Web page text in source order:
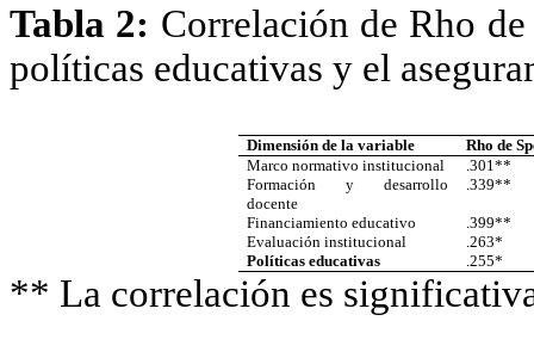
Tabla 2: Correlación de Rho
políticas educativas y el
Dimensión de la variable
Rho de
Marco normativo institucional
.301**
Formación y desarrollo
docente
.339**
Financiamiento educativo
.399**
Evaluación institucional
.263*
Políticas educativas
.255*
** La correlación es